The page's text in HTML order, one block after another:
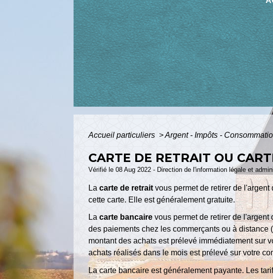
Accueil particuliers > Argent - Impôts -
CARTE DE RETRAIT OU
Vérifié le 08 Aug 2022 - Direction de l'information légale et
Lacarte de retraitvous permet de retirer de l'argent
cette carte. Elle est généralement gratuite.
Lacarte bancaire vous permet de retirer de
des paiements chez les commerçants ou à
montant des achats est prélevé immédiatement sur
achats réalisés dans le mois est prélevé sur votre
La carte bancaire est généralement payante. Les